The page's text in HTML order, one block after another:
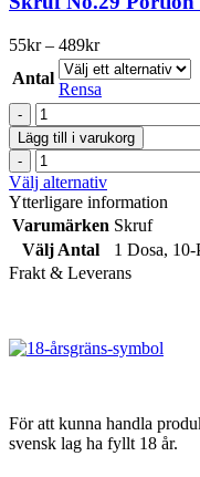
De
olika
väljas
produktsidan
55kr – 489krPrisintervall:
55kr
till
489kr
Antal
Rensa
Skruf
No.29
Portion
Xtra
Strong
mängd
Lägg till i varukorg
Skruf
No.29
Portion
Xtra
Strong
mängd
Välj alternativDen
här
produkten
har
flera
varianter.
alternativen
kan
produktsidan
Ytterligare information
Varumärken Skruf
Välj Antal
1 Dosa, 10-
Frakt & Leverans
För att kunna handla
svensk lag ha fyllt 18 år.